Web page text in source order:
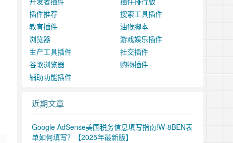
插件推荐
搜索工具插件
教育插件
油猴脚本
浏览器
游戏娱乐插件
生产工具插件
社交插件
谷歌浏览器
购物插件
辅助功能插件
近期文章
Google AdSense美国税务信息填写指南!W-8BEN表
单如何填写？【2025年最新版】